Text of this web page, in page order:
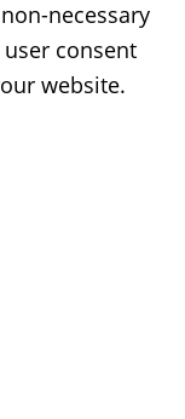
necessary
consent
website.